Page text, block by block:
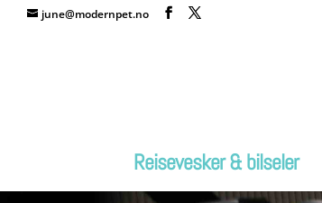
june@modernpet.no
Reisevesker & bilseler